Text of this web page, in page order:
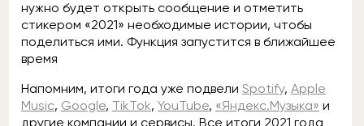
нужно будет открыть сообщение и отметить
стикером «2021» необходимые истории, чтобы
поделиться ими. Функция запустится в ближайшее
время
Напомним, итоги года уже подвели Spotify, Apple
Music, Google, TikTok, YouTube, «Яндекс.Музыка» и
другие компании и сервисы. Все итоги 2021 года